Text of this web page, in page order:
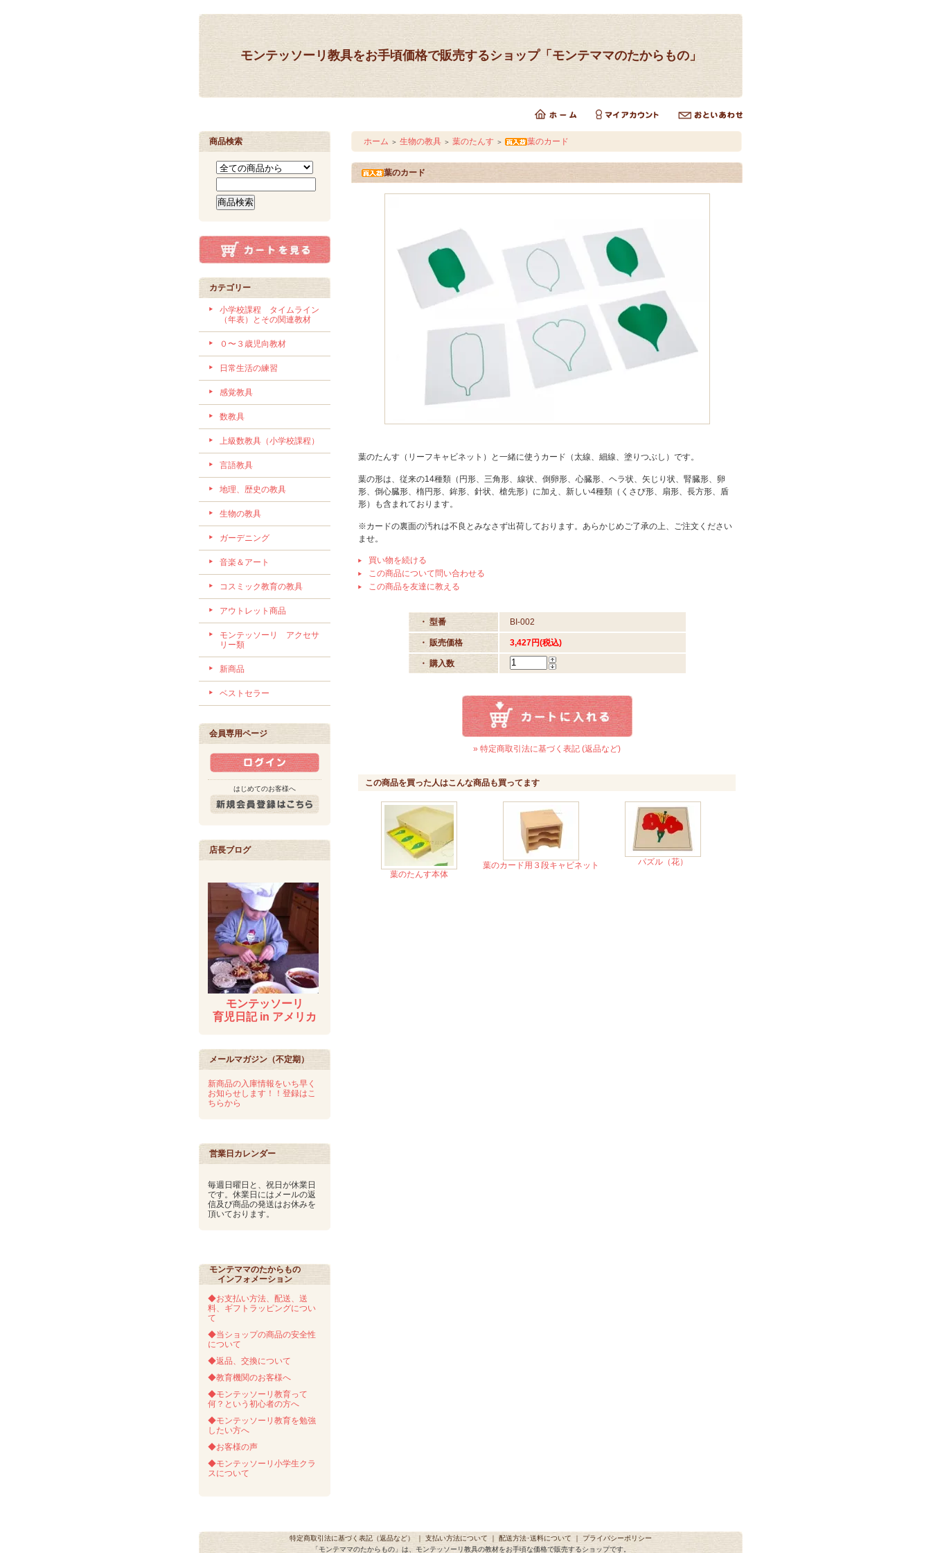
モンテッソーリ教具をお手頃価格で販売するショップ「モンテママのたからもの」
商品検索
カテゴリー
小学校課程 タイムライン
（年表）とその関連教材
０〜３歳児向教材
日常生活の練習
感覚教具
数教具
上級数教具（小学校課程）
言語教具
地理、歴史の教具
生物の教具
ガーデニング
音楽＆アート
コスミック教育の教具
アウトレット商品
モンテッソーリ アクセサ
リー類
新商品
ベストセラー
会員専用ページ
はじめてのお客様へ
店長ブログ
モンテッソーリ
育児日記 in アメリカ
メールマガジン（不定期）
新商品の入庫情報をいち早く
お知らせします！！登録はこ
ちらから
営業日カレンダー
毎週日曜日と、祝日が休業日
です。休業日にはメールの返
信及び商品の発送はお休みを
頂いております。
モンテママのたからもの
インフォメーション
◆お支払い方法、配送、送
料、ギフトラッピングについ
て
◆当ショップの商品の安全性
について
◆返品、交換について
◆教育機関のお客様へ
◆モンテッソーリ教育って
何？という初心者の方へ
◆モンテッソーリ教育を勉強
したい方へ
◆お客様の声
◆モンテッソーリ小学生クラ
スについて
ホーム ＞ 生物の教具 ＞ 葉のたんす ＞ 葉のカード
葉のカード
葉のたんす（リーフキャビネット）と一緒に使うカード（太線、細線、塗りつぶし）です。
葉の形は、従来の14種類（円形、三角形、線状、倒卵形、心臓形、ヘラ状、矢じり状、腎臓形、卵
形、倒心臓形、楕円形、鉾形、針状、槍先形）に加え、新しい4種類（くさび形、扇形、長方形、盾
形）も含まれております。
※カードの裏面の汚れは不良とみなさず出荷しております。あらかじめご了承の上、ご注文ください
ませ。
買い物を続ける
この商品について問い合わせる
この商品を友達に教える
・ 型番 BI-002
・ 販売価格 3,427円(税込)
・ 購入数
» 特定商取引法に基づく表記 (返品など)
この商品を買った人はこんな商品も買ってます
葉のたんす本体
葉のカード用３段キャビネット パズル（花）
特定商取引法に基づく表記（返品など） ｜ 支払い方法について ｜ 配送方法･送料について ｜ プライバシーポリシー
「モンテママのたからもの」は、モンテッソーリ教具の教材をお手頃な価格で販売するショップです。